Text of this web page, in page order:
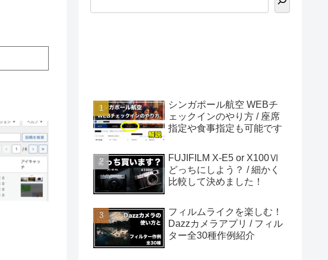
シンガポール航空 WEBチ
ェックインのやり方 / 座席
指定や食事指定も可能です
FUJIFILM X-E5 or X100Ⅵ
どっちにしよう？ / 細かく
比較して決めました！
フィルムライクを楽しむ！
Dazzカメラアプリ / フィル
ター全30種作例紹介